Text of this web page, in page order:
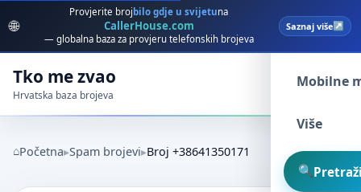
🌐
Provjerite broj bilo gdje u svijetuna
CallerHouse.com
— globalna baza za provjeru telefonskih brojeva
Saznaj više
Tko me zvao
Hrvatska baza brojeva
Spam
Mobilne
Više
Početna Spam brojevi Broj +38641350171